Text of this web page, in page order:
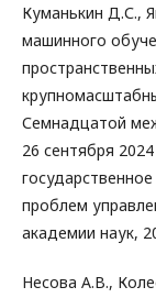
Куманькин Д.С.,
машинного
Семнадцатой
26 сентября
проблем
академии наук,
Несова А.В.,